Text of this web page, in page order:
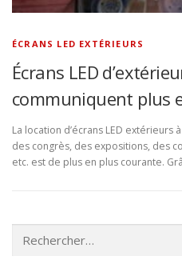
ÉCRANS LED EXTÉRIEURS
Écrans LED
communiquent plus
La location d’écrans LED
des congrès, des expositions, des
etc. est de plus en plus courante.